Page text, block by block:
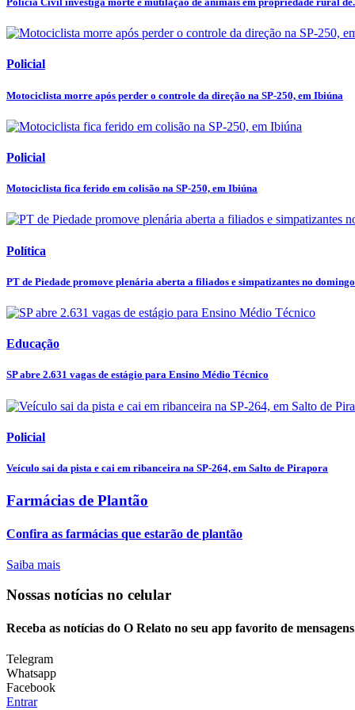
Policial
Motociclista morre após perder o controle da direção na SP-250, em Ibiúna
Policial
Motociclista fica ferido em colisão na SP-250, em Ibiúna
Política
PT de Piedade promove plenária aberta a filiados e simpatizantes no domingo
Educação
SP abre 2.631 vagas de estágio para Ensino Médio Técnico
Policial
Veículo sai da pista e cai em ribanceira na SP-264, em Salto de Pirapora
Farmácias de Plantão
Confira as farmácias que estarão de plantão
Saiba mais
Nossas notícias no celular
Receba as notícias do O Relato no seu app favorito de
Telegram
Whatsapp
Facebook
Entrar